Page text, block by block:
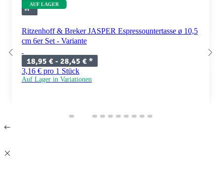
AUF LAGER
Ritzenhoff & Breker JASPER Espressountertasse ø 10,5
cm 6er Set - Variante
18,95 € - 28,45 € *
3,16 € pro 1 Stück
Auf Lager in Variationen